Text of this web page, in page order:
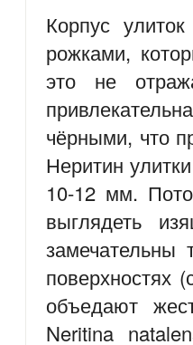
Корпус
рожками,
это не
чёрными, что
Неритин
10-12 мм.
выглядеть
замечательны
поверхностях
объедают
Neritina